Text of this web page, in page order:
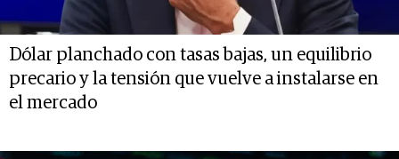
Dólar planchado con tasas bajas, un equilibrio
precario y la tensión que vuelve a instalarse en
el mercado